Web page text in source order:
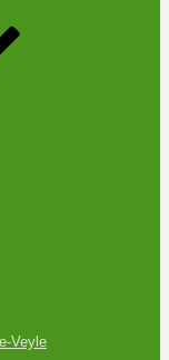
Veyle